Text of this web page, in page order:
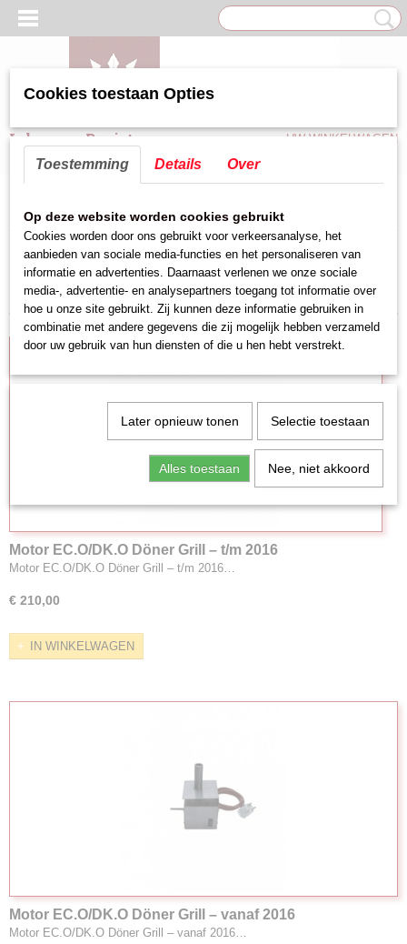
Inloggen Registreren UW WINKELWAGEN
Home>Kebab/Shoarma apparatuur>Motor Shoarma/Döner grill
Sorteer op:
Motor EC.O/DK.O Döner Grill – t/m 2016
Motor EC.O/DK.O Döner Grill – t/m 2016…
€ 210,00
IN WINKELWAGEN
Motor EC.O/DK.O Döner Grill – vanaf 2016
Motor EC.O/DK.O Döner Grill – vanaf 2016…
Cookies toestaan Opties
Toestemming Details Over
Op deze website worden cookies gebruikt
Cookies worden door ons gebruikt voor verkeersanalyse, het
aanbieden van sociale media-functies en het personaliseren van
informatie en advertenties. Daarnaast verlenen we onze sociale
media-, advertentie- en analysepartners toegang tot informatie over
hoe u onze site gebruikt. Zij kunnen deze informatie gebruiken in
combinatie met andere gegevens die zij mogelijk hebben verzameld
door uw gebruik van hun diensten of die u hen hebt verstrekt.
Later opnieuw tonen Selectie toestaan
Alles toestaan Nee, niet akkoord